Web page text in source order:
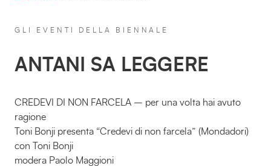
GLI EVENTI DELLA BIENNALE
ANTANI SA LEGGERE
CREDEVI DI NON FARCELA – per una volta hai avuto
ragione
Toni Bonji presenta “Credevi di non farcela” (Mondadori)
con Toni Bonji
modera Paolo Maggioni